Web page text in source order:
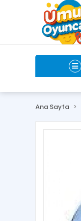
Ana Sayfa